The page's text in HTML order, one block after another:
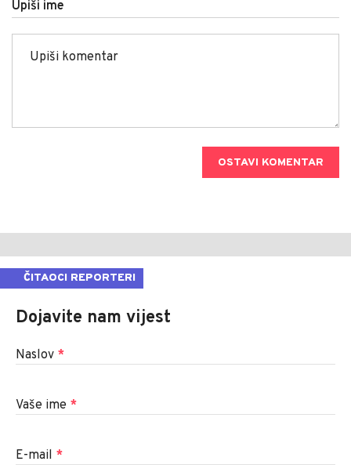
Upiši ime
OSTAVI KOMENTAR
ČITAOCI REPORTERI
Dojavite nam vijest
Naslov *
Vaše ime *
E-mail *